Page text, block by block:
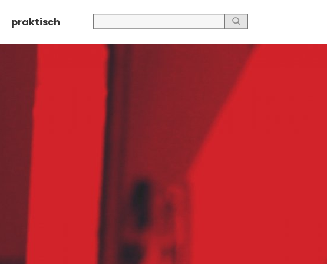
praktisch